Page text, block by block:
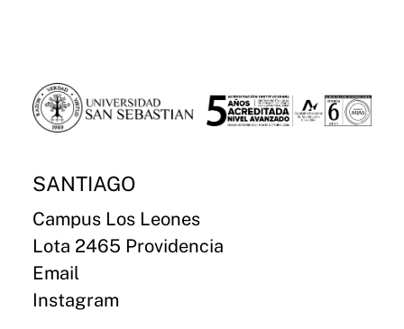
SANTIAGO
Campus Los Leones
Lota 2465 Providencia
Email
Instagram